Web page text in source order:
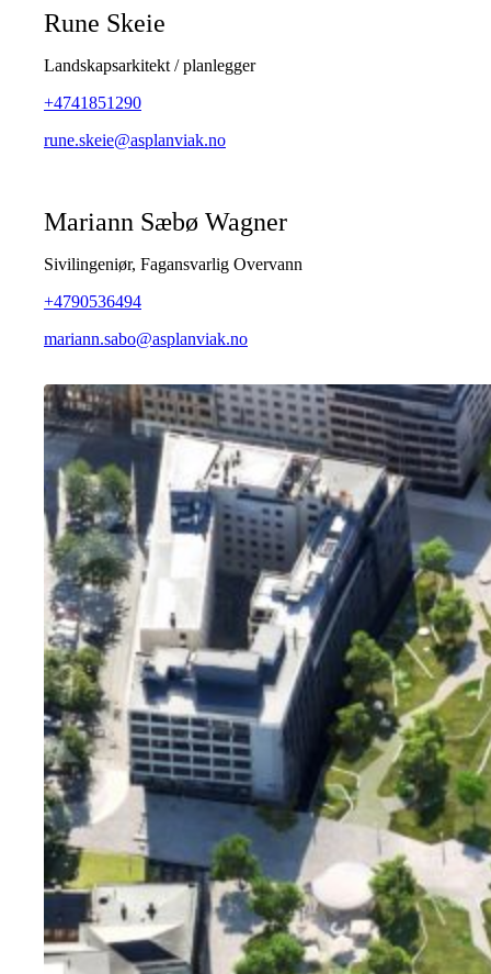
Rune Skeie
Landskapsarkitekt / planlegger
+4741851290
rune.skeie@asplanviak.no
Mariann Sæbø Wagner
Sivilingeniør, Fagansvarlig Overvann
+4790536494
mariann.sabo@asplanviak.no